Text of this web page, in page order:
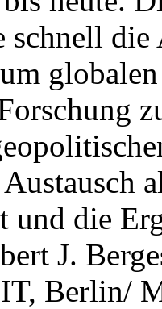
die
und die
J.
Berlin/